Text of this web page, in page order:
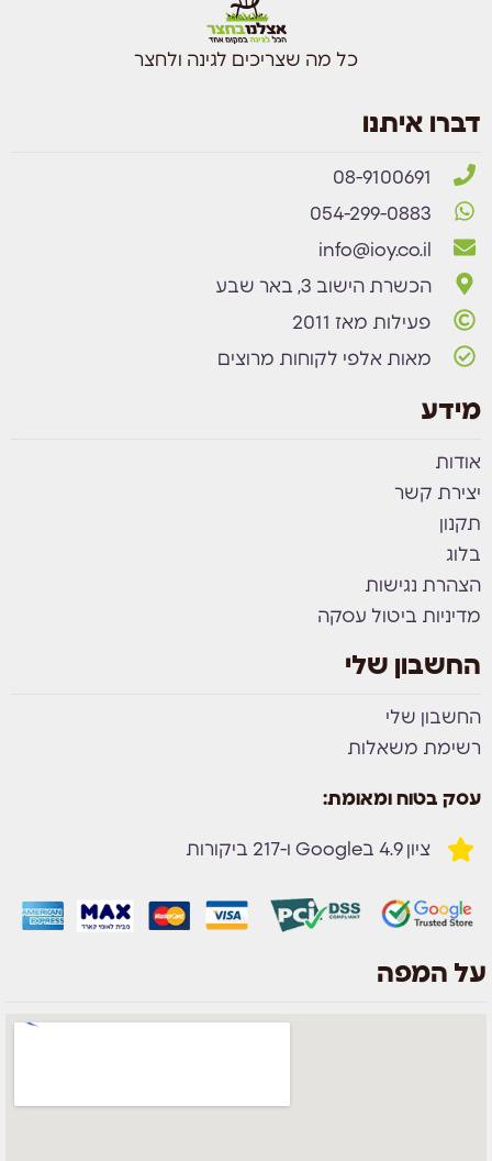
כל מה שצריכים לגינה ולחצר
דברו איתנו
08-9100691
054-299-0883
info@ioy.co.il
הכשרת הישוב 3, באר שבע
פעילות מאז 2011
מאות אלפי לקוחות מרוצים
מידע
אודות
יצירת קשר
תקנון
בלוג
הצהרת נגישות
מדיניות ביטול עסקה
החשבון שלי
החשבון שלי
רשימת משאלות
עסק בטוח ומאומת:
ציון 4.9 בGoogle ו-217 ביקורות
על המפה